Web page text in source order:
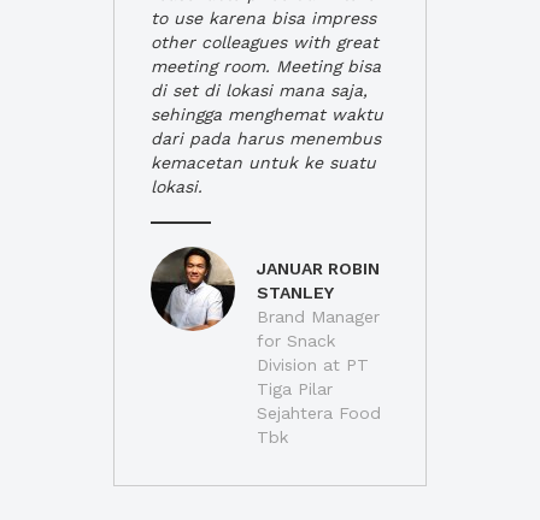
to use karena bisa impress
other colleagues with great
meeting room. Meeting bisa
di set di lokasi mana saja,
sehingga menghemat waktu
dari pada harus menembus
kemacetan untuk ke suatu
lokasi.
JANUAR ROBIN
STANLEY
Brand Manager
for Snack
Division at PT
Tiga Pilar
Sejahtera Food
Tbk